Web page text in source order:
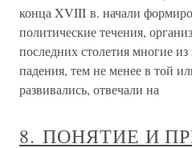
конца XVIII в. начали
политические течения,
последних столетия многие
падения, тем не менее в той
развивались, отвечали на
8. ПОНЯТИЕ И